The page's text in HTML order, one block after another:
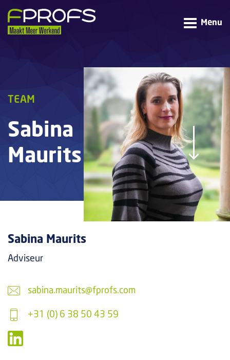
Menu
TEAM
Sabina
Maurits
Sabina Maurits
Adviseur
sabina.maurits@fprofs.com
+31 (0) 6 38 50 43 59